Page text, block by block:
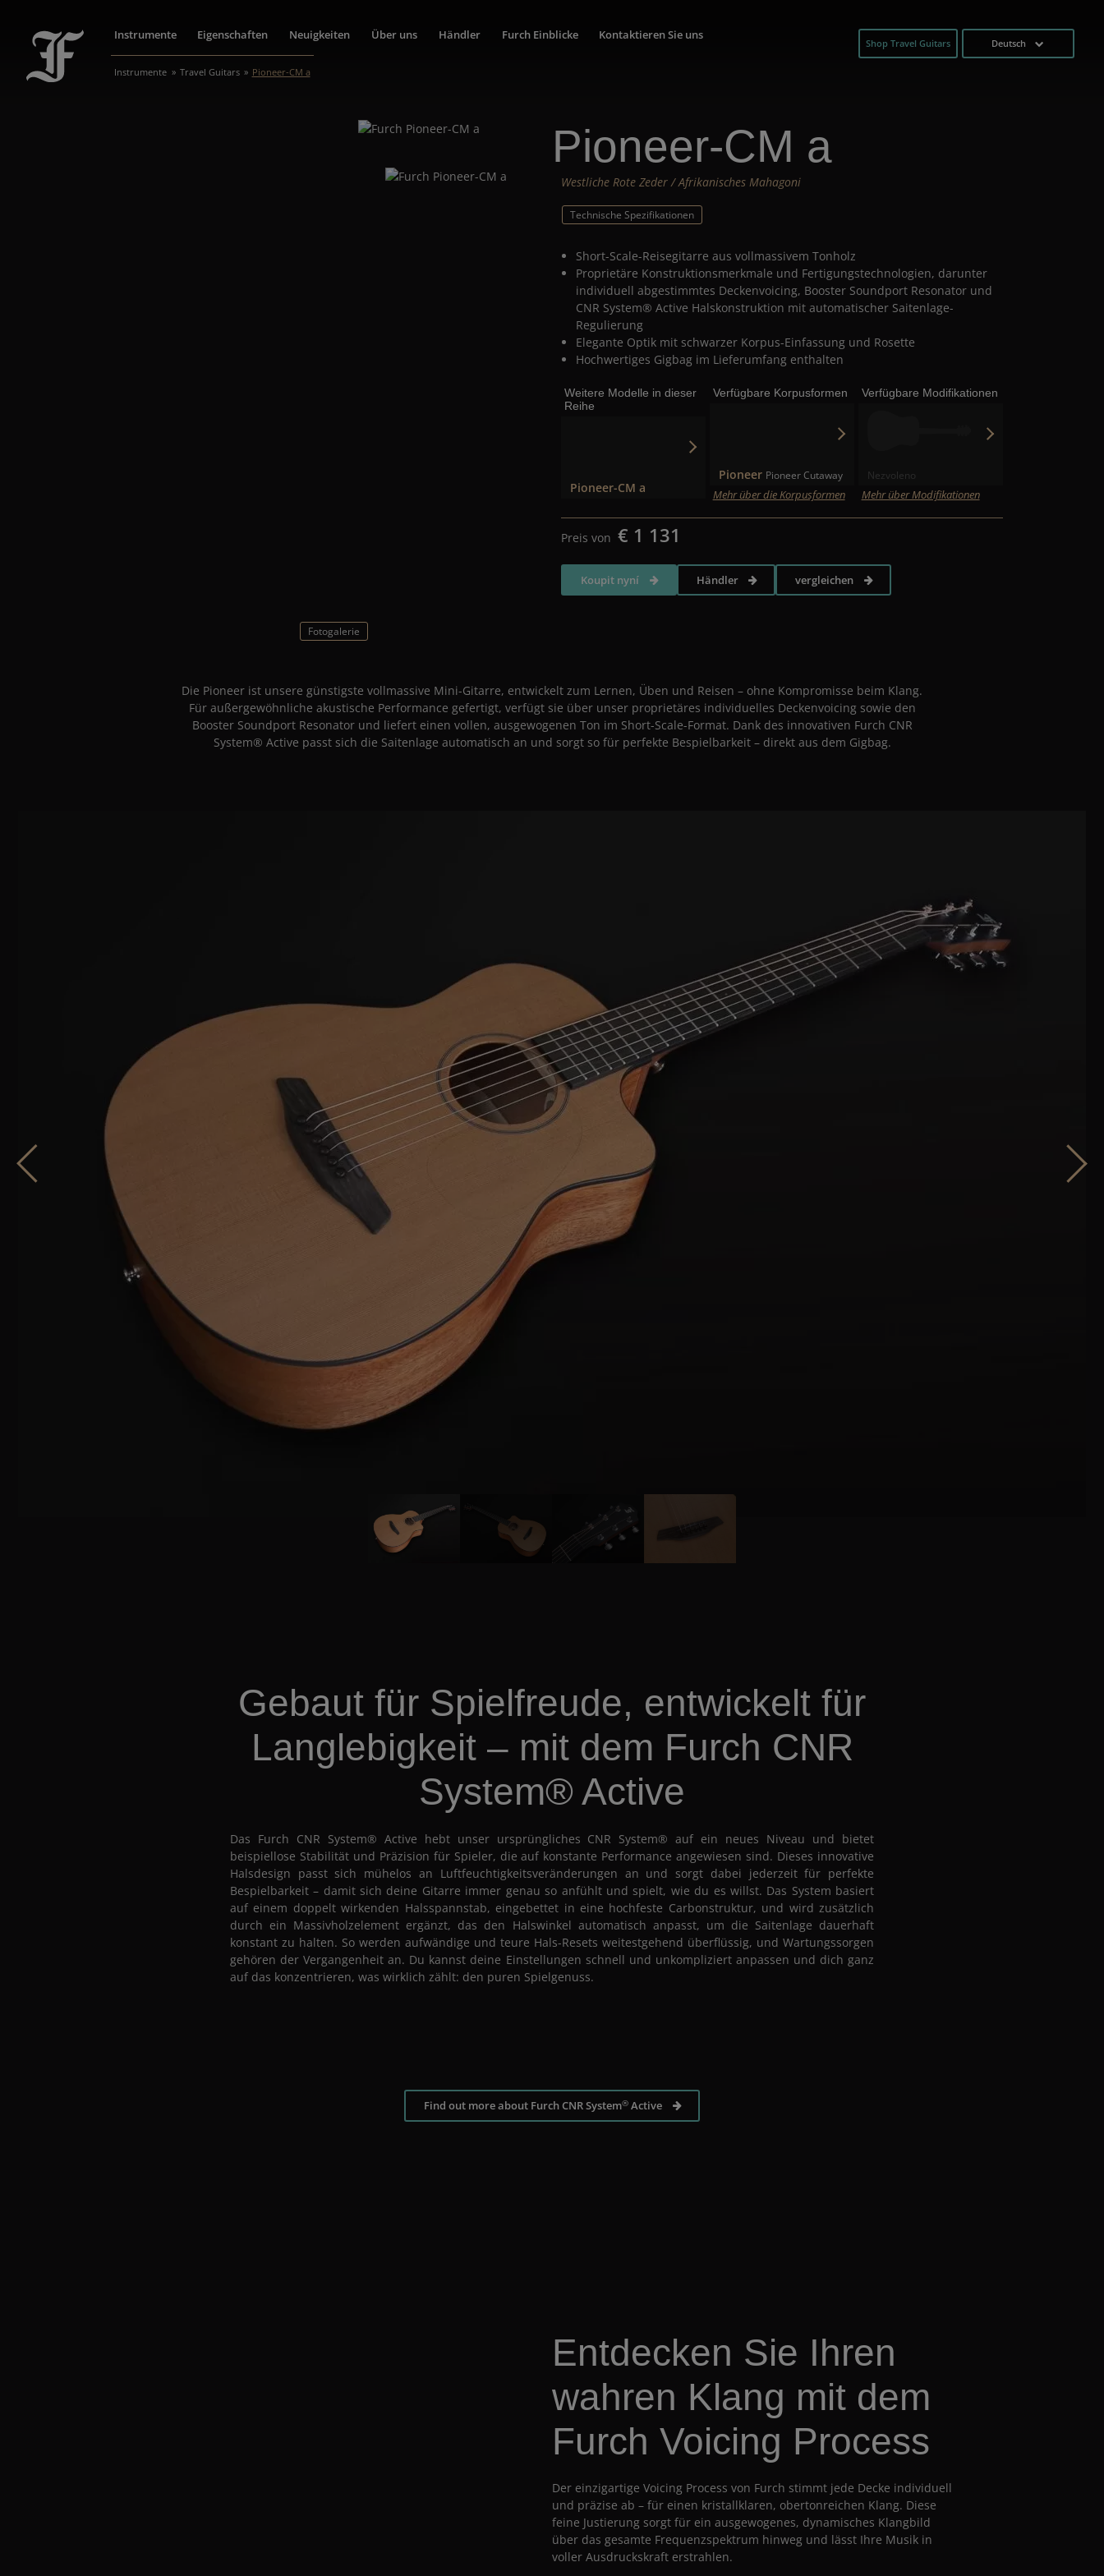
Instrumente Eigenschaften Neuigkeiten Über uns Händler Furch Einblicke Kontaktieren Sie uns
Instrumente Travel Guitars Pioneer-CM a
Shop Travel Guitars Deutsch
Fotogalerie
Pioneer-CM a
Westliche Rote Zeder / Afrikanisches Mahagoni
Technische Spezifikationen
Short-Scale-Reisegitarre aus vollmassivem Tonholz
Proprietäre Konstruktionsmerkmale und Fertigungstechnologien, darunter
individuell abgestimmtes Deckenvoicing, Booster Soundport Resonator und
CNR System® Active Halskonstruktion mit automatischer Saitenlage-
Regulierung
Elegante Optik mit schwarzer Korpus-Einfassung und Rosette
Hochwertiges Gigbag im Lieferumfang enthalten
Weitere Modelle in dieser
Reihe
Pioneer-CM a
Verfügbare Korpusformen
Pioneer Pioneer Cutaway
Mehr über die Korpusformen
Verfügbare Modifikationen
Nezvoleno
Mehr über Modifikationen
Preis von € 1 131
Koupit nyní Händler vergleichen
Die Pioneer ist unsere günstigste vollmassive Mini-Gitarre, entwickelt zum Lernen, Üben und Reisen – ohne Kompromisse beim Klang.
Für außergewöhnliche akustische Performance gefertigt, verfügt sie über unser proprietäres individuelles Deckenvoicing sowie den
Booster Soundport Resonator und liefert einen vollen, ausgewogenen Ton im Short-Scale-Format. Dank des innovativen Furch CNR
System® Active passt sich die Saitenlage automatisch an und sorgt so für perfekte Bespielbarkeit – direkt aus dem Gigbag.
Gebaut für Spielfreude, entwickelt für
Langlebigkeit – mit dem Furch CNR
System® Active
Das Furch CNR System® Active hebt unser ursprüngliches CNR System® auf ein neues Niveau und bietet
beispiellose Stabilität und Präzision für Spieler, die auf konstante Performance angewiesen sind. Dieses innovative
Halsdesign passt sich mühelos an Luftfeuchtigkeitsveränderungen an und sorgt dabei jederzeit für perfekte
Bespielbarkeit – damit sich deine Gitarre immer genau so anfühlt und spielt, wie du es willst. Das System basiert
auf einem doppelt wirkenden Halsspannstab, eingebettet in eine hochfeste Carbonstruktur, und wird zusätzlich
durch ein Massivholzelement ergänzt, das den Halswinkel automatisch anpasst, um die Saitenlage dauerhaft
konstant zu halten. So werden aufwändige und teure Hals-Resets weitestgehend überflüssig, und Wartungssorgen
gehören der Vergangenheit an. Du kannst deine Einstellungen schnell und unkompliziert anpassen und dich ganz
auf das konzentrieren, was wirklich zählt: den puren Spielgenuss.
Find out more about Furch CNR System® Active
Entdecken Sie Ihren
wahren Klang mit dem
Furch Voicing Process
Der einzigartige Voicing Process von Furch stimmt jede Decke individuell
und präzise ab – für einen kristallklaren, obertonreichen Klang. Diese
feine Justierung sorgt für ein ausgewogenes, dynamisches Klangbild
über das gesamte Frequenzspektrum hinweg und lässt Ihre Musik in
voller Ausdruckskraft erstrahlen.